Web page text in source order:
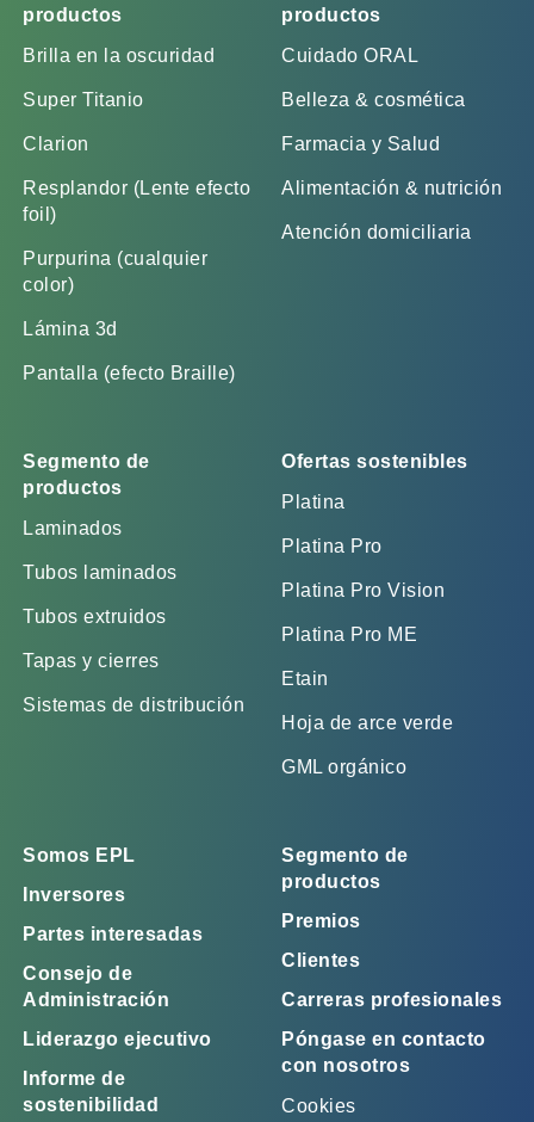
productos
Brilla en la oscuridad
Super Titanio
Clarion
Resplandor (Lente efecto
foil)
Purpurina (cualquier
color)
Lámina 3d
Pantalla (efecto Braille)
productos
Cuidado ORAL
Belleza & cosmética
Farmacia y Salud
Alimentación & nutrición
Atención domiciliaria
Segmento de
productos
Laminados
Tubos laminados
Tubos extruidos
Tapas y cierres
Sistemas de distribución
Ofertas sostenibles
Platina
Platina Pro
Platina Pro Vision
Platina Pro ME
Etain
Hoja de arce verde
GML orgánico
Somos EPL
Inversores
Partes interesadas
Consejo de
Administración
Liderazgo ejecutivo
Informe de
sostenibilidad
Segmento de
productos
Premios
Clientes
Carreras profesionales
Póngase en contacto
con nosotros
Cookies